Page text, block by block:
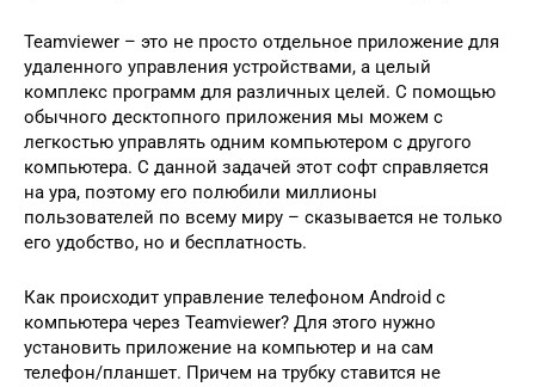
Teamviewer – это не просто отдельное приложение для
удаленного управления устройствами, а целый
комплекс программ для различных целей. С помощью
обычного десктопного приложения мы можем с
легкостью управлять одним компьютером с другого
компьютера. С данной задачей этот софт справляется
на ура, поэтому его полюбили миллионы
пользователей по всему миру – сказывается не только
его удобство, но и бесплатность.
Как происходит управление телефоном Android с
компьютера через Teamviewer? Для этого нужно
установить приложение на компьютер и на сам
телефон/планшет. Причем на трубку ставится не